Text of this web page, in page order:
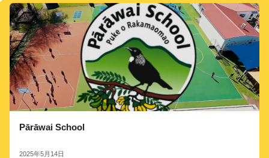
Pārāwai School
2025年5月14日